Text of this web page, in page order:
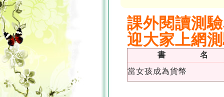
課外閱讀測
迎大家上網
書 名
當女孩成為貨幣